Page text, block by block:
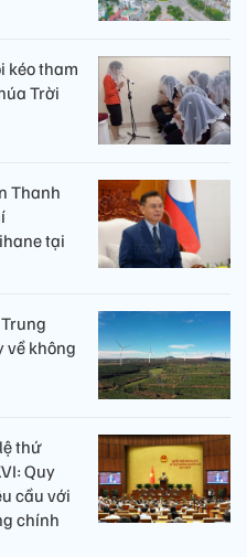
kéo tham
Trời
Thanh
tại
về không
thứ
Quy
cầu với
chính